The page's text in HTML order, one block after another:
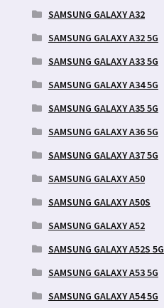
SAMSUNG GALAXY A32
SAMSUNG GALAXY A32 5G
SAMSUNG GALAXY A33 5G
SAMSUNG GALAXY A34 5G
SAMSUNG GALAXY A35 5G
SAMSUNG GALAXY A36 5G
SAMSUNG GALAXY A37 5G
SAMSUNG GALAXY A50
SAMSUNG GALAXY A50S
SAMSUNG GALAXY A52
SAMSUNG GALAXY A52S 5G
SAMSUNG GALAXY A53 5G
SAMSUNG GALAXY A54 5G